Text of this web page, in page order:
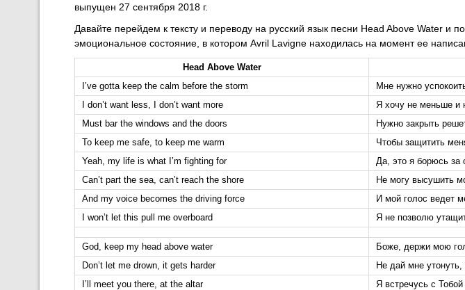
выпущен 27 сентября 2018 г.
Давайте перейдем к тексту и переводу на русский язык песни Head Above Water и
эмоциональное состояние, в котором Avril Lavigne находилась на момент ее
Head Above Water
I’ve gotta keep the calm before the storm
Мне нужно
I don’t want less, I don’t want more
Я хочу не меньше и
Must bar the windows and the doors
Нужно закрыть
To keep me safe, to keep me warm
Чтобы защитить
Yeah, my life is what I’m fighting for
Да, это я борюсь за
Can’t part the sea, can’t reach the shore
Не могу высушить
And my voice becomes the driving force
И мой голос ведет
I won’t let this pull me overboard
Я не позволю
God, keep my head above water
Боже, держи мою
Don’t let me drown, it gets harder
Не дай мне утонуть,
I’ll meet you there, at the altar
Я встречусь с